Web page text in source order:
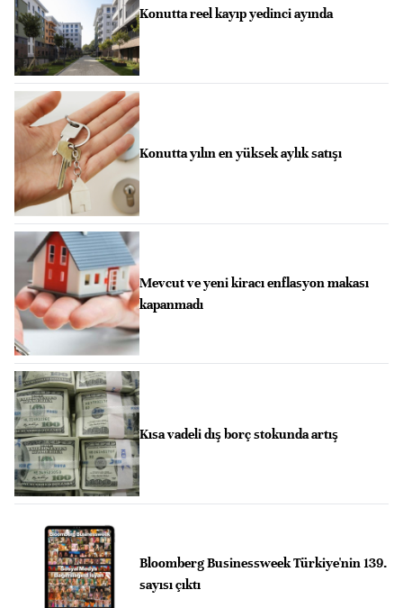
Konutta reel kayıp yedinci ayında
Konutta yılın en yüksek aylık satışı
Mevcut ve yeni kiracı enflasyon makası
kapanmadı
Kısa vadeli dış borç stokunda artış
Bloomberg Businessweek Türkiye'nin 139.
sayısı çıktı